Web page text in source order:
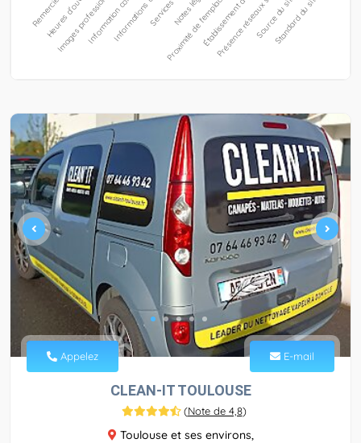
Appelez E-mail
CLEAN-IT TOULOUSE
(Note de 4,8)
Toulouse et ses environs,